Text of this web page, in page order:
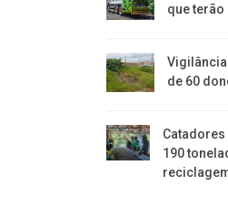
que
de 60
Catadores
190